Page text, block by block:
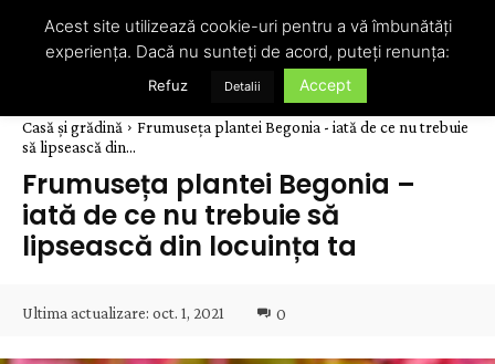
Casă și grădină
Frumuseța plantei Begonia - iată de ce nu trebuie
să lipsească din...
Frumuseța plantei Begonia –
iată de ce nu trebuie să
lipsească din locuința ta
Ultima actualizare: oct. 1, 2021 0
Acest site utilizează cookie-uri pentru a vă îmbunătăți
experiența. Dacă nu sunteți de acord, puteți renunța:
Refuz Detalii Accept